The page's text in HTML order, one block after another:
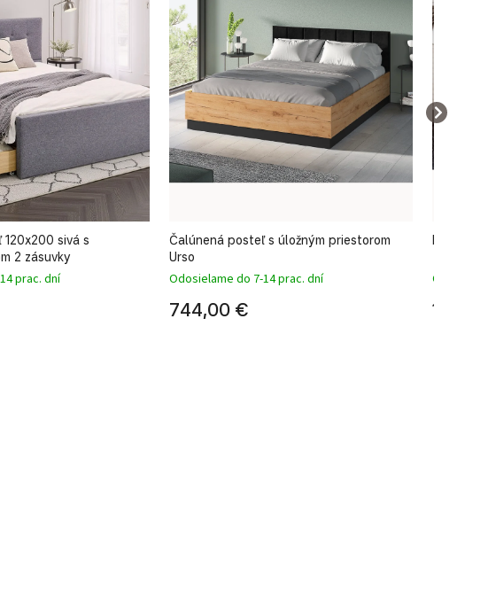
sivá s
2 zásuvky
prac. dní
Čalúnená posteľ s úložným priestorom
Urso
Odosielame do 7-14 prac. dní
744,00 €
Pohodlná
1